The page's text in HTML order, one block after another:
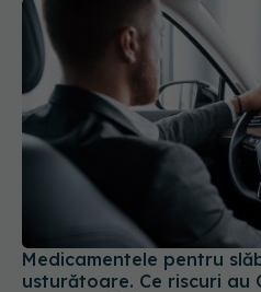
Medicamentele pentru
usturătoare. Ce riscuri au
pentru șoferi